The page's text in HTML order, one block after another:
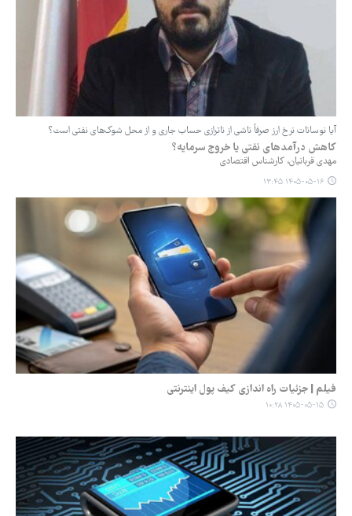
آیا نوسانات نرخ ارز صرفاً ناشی از ناترازی حساب جاری و از محل شوک‌های نفتی است؟
کاهش درآمدهای نفتی یا خروج سرمایه؟
مهدی قربانیان، کارشناس اقتصادی
۱۴۰۵-۰۵-۱۶ ۱۳:۴۵
فیلم | جزئیات راه اندازی کیف پول اینترنتی
۱۴۰۵-۰۵-۱۵ ۱۰:۲۸